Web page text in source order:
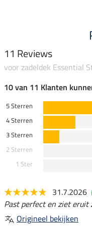
11 Reviews
voor zadeldek Essential
10 van 11 Klanten
5 Sterren
4 Sterren
3 Sterren
2 Sterren
1 Ster
31.7.2026
Past perfect en ziet eruit
Origineel bekijken